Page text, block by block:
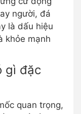
người, đá
là dấu hiệu
khỏe mạnh
gì đặc
quan trọng,